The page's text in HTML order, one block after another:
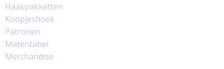
Haakpakketten
Koopjeshoek
Patronen
Matentabel
Merchandise